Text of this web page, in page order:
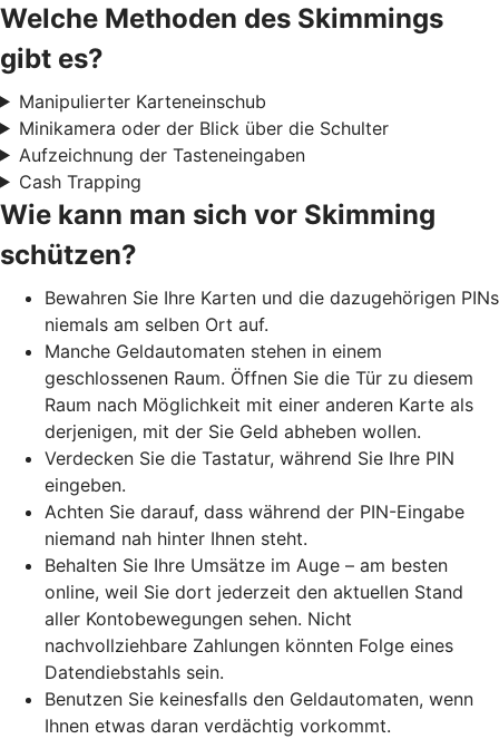
Welche Methoden des Skimmings
gibt es?
Manipulierter Karteneinschub
Minikamera oder der Blick über die Schulter
Aufzeichnung der Tasteneingaben
Cash Trapping
Wie kann man sich vor Skimming
schützen?
Bewahren Sie Ihre Karten und die dazugehörigen PINs
niemals am selben Ort auf.
Manche Geldautomaten stehen in einem
geschlossenen Raum. Öffnen Sie die Tür zu diesem
Raum nach Möglichkeit mit einer anderen Karte als
derjenigen, mit der Sie Geld abheben wollen.
Verdecken Sie die Tastatur, während Sie Ihre PIN
eingeben.
Achten Sie darauf, dass während der PIN-Eingabe
niemand nah hinter Ihnen steht.
Behalten Sie Ihre Umsätze im Auge – am besten
online, weil Sie dort jederzeit den aktuellen Stand
aller Kontobewegungen sehen. Nicht
nachvollziehbare Zahlungen könnten Folge eines
Datendiebstahls sein.
Benutzen Sie keinesfalls den Geldautomaten, wenn
Ihnen etwas daran verdächtig vorkommt.